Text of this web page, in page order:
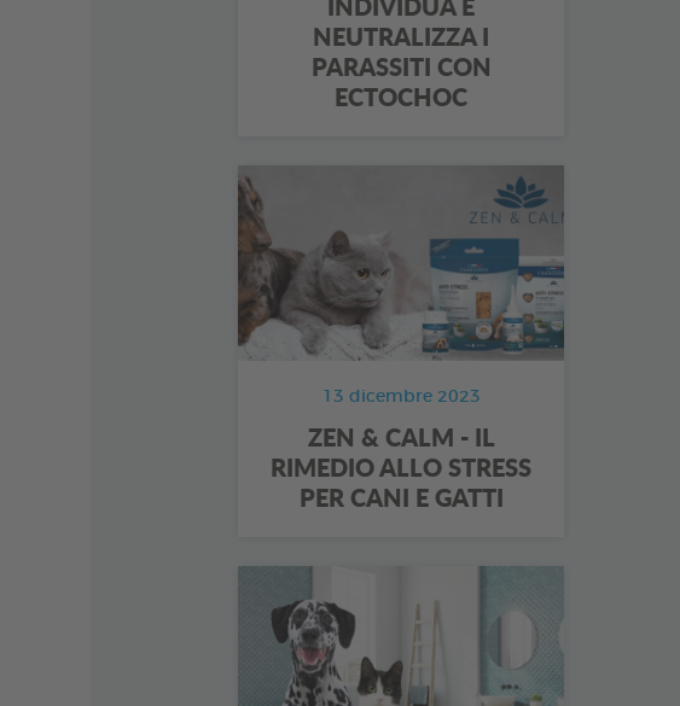
NEUTRALIZZA I
PARASSITI CON
ECTOCHOC
13 dicembre 2023
ZEN & CALM - IL
RIMEDIO ALLO STRESS
PER CANI E GATTI